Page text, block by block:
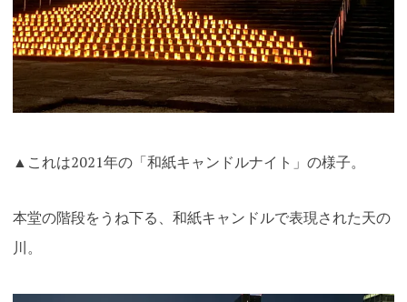
▲これは2021年の「和紙キャンドルナイト」の様子。
本堂の階段をうね下る、和紙キャンドルで表現された天の
川。